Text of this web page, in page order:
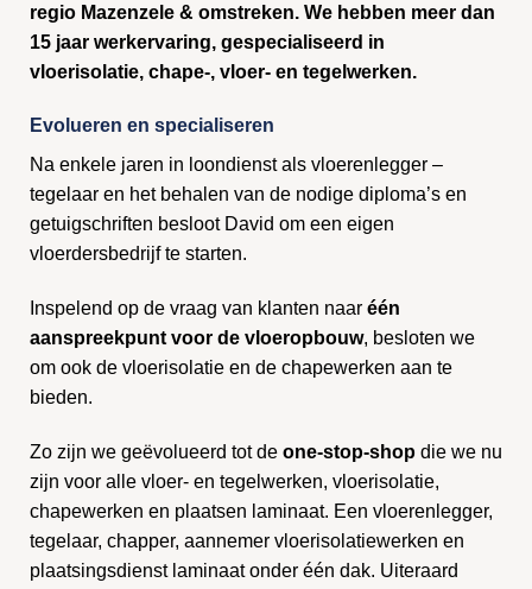
regio Mazenzele & omstreken. We hebben meer dan
15 jaar werkervaring, gespecialiseerd in
vloerisolatie, chape-, vloer- en tegelwerken.
Evolueren en specialiseren
Na enkele jaren in loondienst als vloerenlegger –
tegelaar en het behalen van de nodige diploma’s en
getuigschriften besloot David om een eigen
vloerdersbedrijf te starten.
Inspelend op de vraag van klanten naar één
aanspreekpunt voor de vloeropbouw, besloten we
om ook de vloerisolatie en de chapewerken aan te
bieden.
Zo zijn we geëvolueerd tot de one-stop-shop die we nu
zijn voor alle vloer- en tegelwerken, vloerisolatie,
chapewerken en plaatsen laminaat. Een vloerenlegger,
tegelaar, chapper, aannemer vloerisolatiewerken en
plaatsingsdienst laminaat onder één dak. Uiteraard